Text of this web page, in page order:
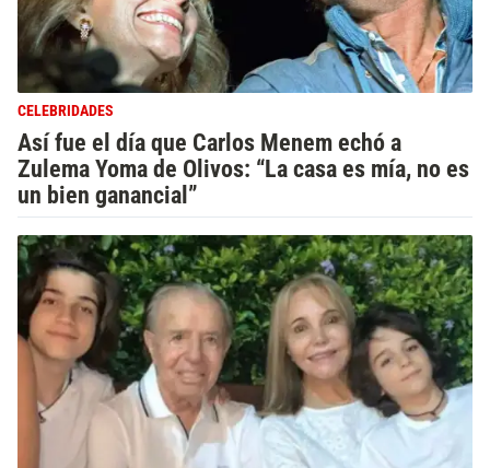
CELEBRIDADES
Así fue el día que Carlos Menem echó a
Zulema Yoma de Olivos: “La casa es mía, no es
un bien ganancial”